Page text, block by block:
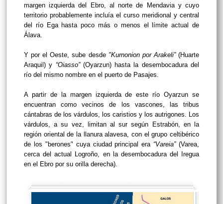
margen izquierda del Ebro, al norte de Mendavia y cuyo
territorio probablemente incluía el curso meridional y central
del río Ega hasta poco más o menos el límite actual de
Álava.
Y por el Oeste, sube desde "Kurnonion por Arakeli”(Huarte
Araquil) y “Oiasso”(Oyarzun) hasta la desembocadura del
río del mismo nombre en el puerto de Pasajes.
A partir de la margen izquierda de este río Oyarzun se
encuentran como vecinos de los vascones, las tribus
cántabras de los várdulos, los caristios y los autrigones. Los
várdulos, a su vez, limitan al sur según Estrabón, en la
región oriental de la llanura alavesa, con el grupo celtibérico
de los "berones" cuya ciudad principal era “Vareia”(Varea,
cerca del actual Logroño, en la desembocadura del Iregua
en el Ebro por su orilla derecha).